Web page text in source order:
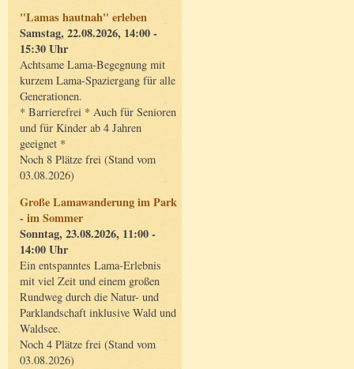
"Lamas hautnah" erleben
Samstag, 22.08.2026, 14:00 -
15:30 Uhr
Achtsame Lama-Begegnung mit
kurzem Lama-Spaziergang für alle
Generationen.
* Barrierefrei * Auch für Senioren
und für Kinder ab 4 Jahren
geeignet *
Noch 8 Plätze frei (Stand vom
03.08.2026)
Große Lamawanderung im Park
- im Sommer
Sonntag, 23.08.2026, 11:00 -
14:00 Uhr
Ein entspanntes Lama-Erlebnis
mit viel Zeit und einem großen
Rundweg durch die Natur- und
Parklandschaft inklusive Wald und
Waldsee.
Noch 4 Plätze frei (Stand vom
03.08.2026)